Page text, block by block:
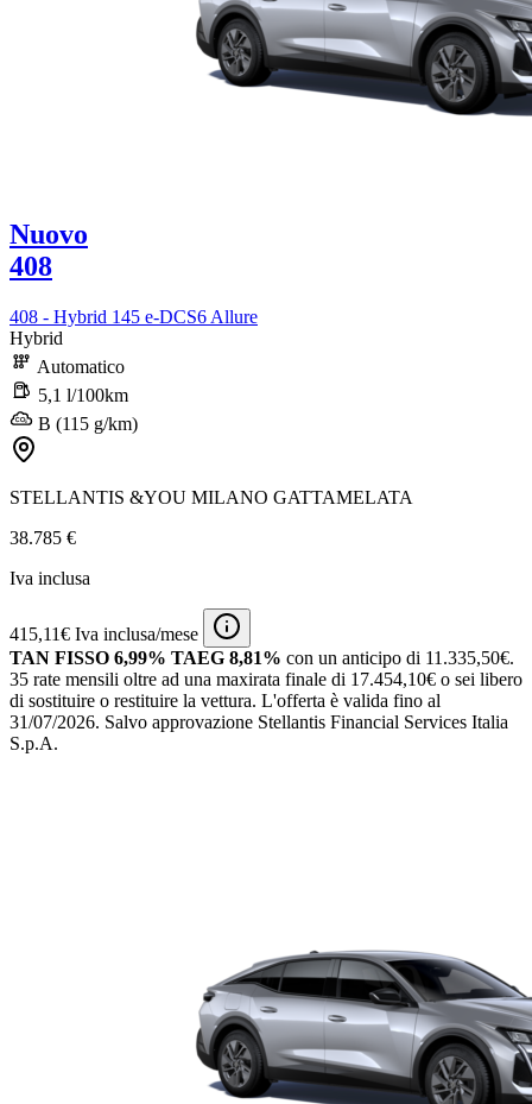
Nuovo
408
408 - Hybrid 145 e-DCS6 Allure
Hybrid
Automatico
5,1 l/100km
B (115 g/km)
STELLANTIS &YOU MILANO GATTAMELATA
38.785 €
Iva inclusa
415,11€ Iva inclusa/mese
TAN FISSO 6,99% TAEG 8,81% con un anticipo di 11.335,50€.
35 rate mensili oltre ad una maxirata finale di 17.454,10€ o sei libero
di sostituire o restituire la vettura. L'offerta è valida fino al
31/07/2026. Salvo approvazione Stellantis Financial Services Italia
S.p.A.